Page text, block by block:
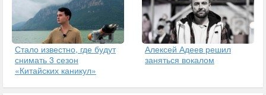
Стало известно, где будут
снимать 3 сезон
«Китайских каникул»
Алексей Адеев решил
заняться вокалом